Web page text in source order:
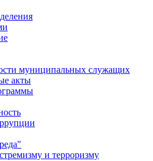
муниципальных служащих
акты
и терроризму